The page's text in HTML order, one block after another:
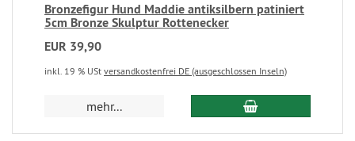
Bronzefigur Hund Maddie antiksilbern patiniert
5cm Bronze Skulptur Rottenecker
EUR 39,90
inkl. 19 % USt versandkostenfrei DE (ausgeschlossen Inseln)
mehr...